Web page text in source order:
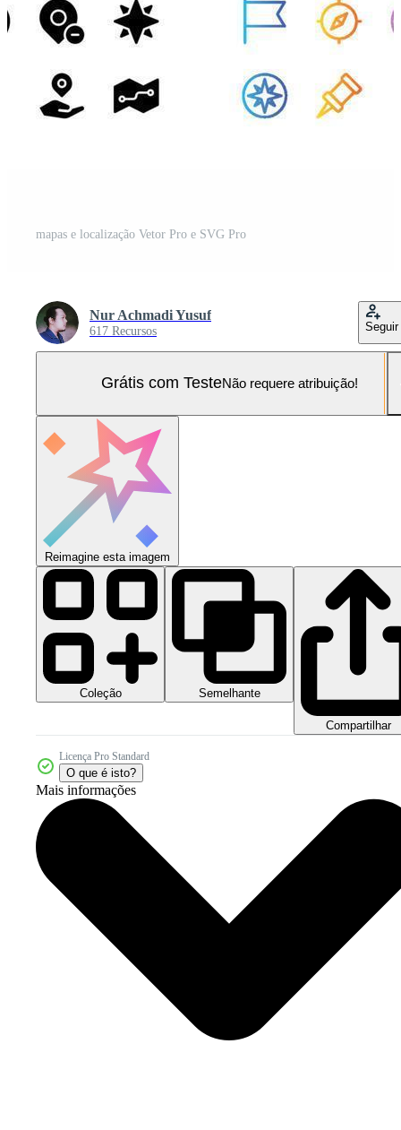
mapas e localização Vetor Pro e SVG Pro
Nur Achmadi Yusuf
617 Recursos Seguir
Grátis com TesteNão requere atribuição!
Reimagine esta imagem
Coleção Semelhante
Compartilhar
Licença Pro Standard
O que é isto?
Mais informações